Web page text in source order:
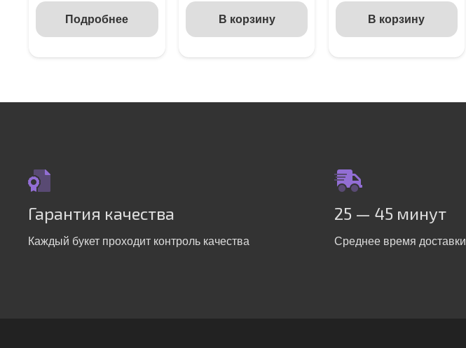
Подробнее В корзину В корзину
Гарантия качества
Каждый букет проходит контроль качества
25 — 45 минут
Среднее время доставки